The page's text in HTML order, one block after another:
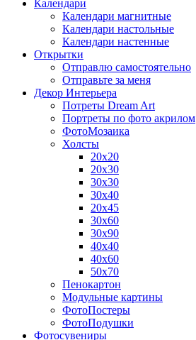
Календари
Календари магнитные
Календари настольные
Календари настенные
Открытки
Отправлю самостоятельно
Отправьте за меня
Декор Интерьера
Потреты Dream Art
Портреты по фото акрилом
ФотоМозаика
Холсты
20х20
20х30
30х30
30х40
20х45
30х60
30х90
40х40
40х60
50х70
Пенокартон
Модульные картины
ФотоПостеры
ФотоПодушки
Фотоcувениры